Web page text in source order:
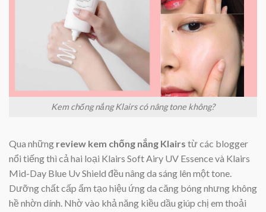
Kem chống nắng Klairs có nâng tone không?
Qua những review kem chống nắng Klairs từ các blogger
nổi tiếng thì cả hai loại Klairs Soft Airy UV Essence và Klairs
Mid-Day Blue Uv Shield đều nâng da sáng lên một tone.
Dưỡng chất cấp ẩm tạo hiệu ứng da căng bóng nhưng không
hề nhờn dính. Nhờ vào khả năng kiều dầu giúp chị em thoải